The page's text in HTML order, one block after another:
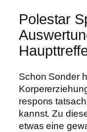
Polestar
Schon Sonder
respons
kannst. Zu
etwas eine